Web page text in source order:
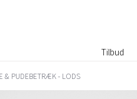
Tilbud
& PUDEBETRÆK - LODS